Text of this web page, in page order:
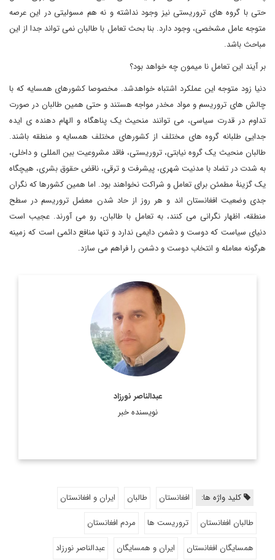
حتی با گروه های تروریستی نیز وجود نداشته و نه هم مسولیتی در این عرصه
متوجه عامل مشخصی، وجود دارد. بنا بحث تعامل با طالبان نمی تواند جدا از این
مباحث باشد.
بر آیند این تعامل نا میمون چه خواهد بود؟
دنیا زود متوجه این عملکرد اشتباه خواهدشد. مخصوصا کشورهای همسایه که با
چالش های تروریسم و مواد مخدر مواجه هستند و حتی همین طالبان در صورت
تداوم در قدرت سیاسی، می توانند منحیث یک پناهگاه و الهام دهنده ی ایده
جدایی طلبانه گروه های مختلف از کشورهای مختلف همسایه و منطقه باشند.
طالبان منحیث یک گروه نیابتی، تروریستی، فاقد مشروعیت بین المللی و داخلی،
به شدت در تضاد با مدنیت شهری، پیشرفت و ترقی، ناقض حقوق بشری، هیچگاه
یک گزینۀ مطمئن برای تعامل و شراکت نخواهند بود. اما همین کشورها که نگران
جدی وضعیت افغانستان اند و هر روز از حاد شدن معضل تروریسم در سطح
منطقه، اظهار نگرانی می کنند، به تعامل با طالبان، رو می آورند. عجیب است
دنیای سیاست که دوست و دشمن دایمی ندارد و تنها منافع دائمی است که زمینه
هرگونه معامله و انتخاب دوست و دشمن را فراهم می سازد.
عبدالناصر نورزاد
نویسنده خبر
استاد پیشین دانشگاه کابل
اطلاعات بیشتر
کلید واژه ها: افغانستان طالبان
ایران و افغانستان
طالبان افغانستان
تروریست ها
مردم افغانستان
همسایگان افغانستان
ایران و همسایگان عبدالناصر نورزاد